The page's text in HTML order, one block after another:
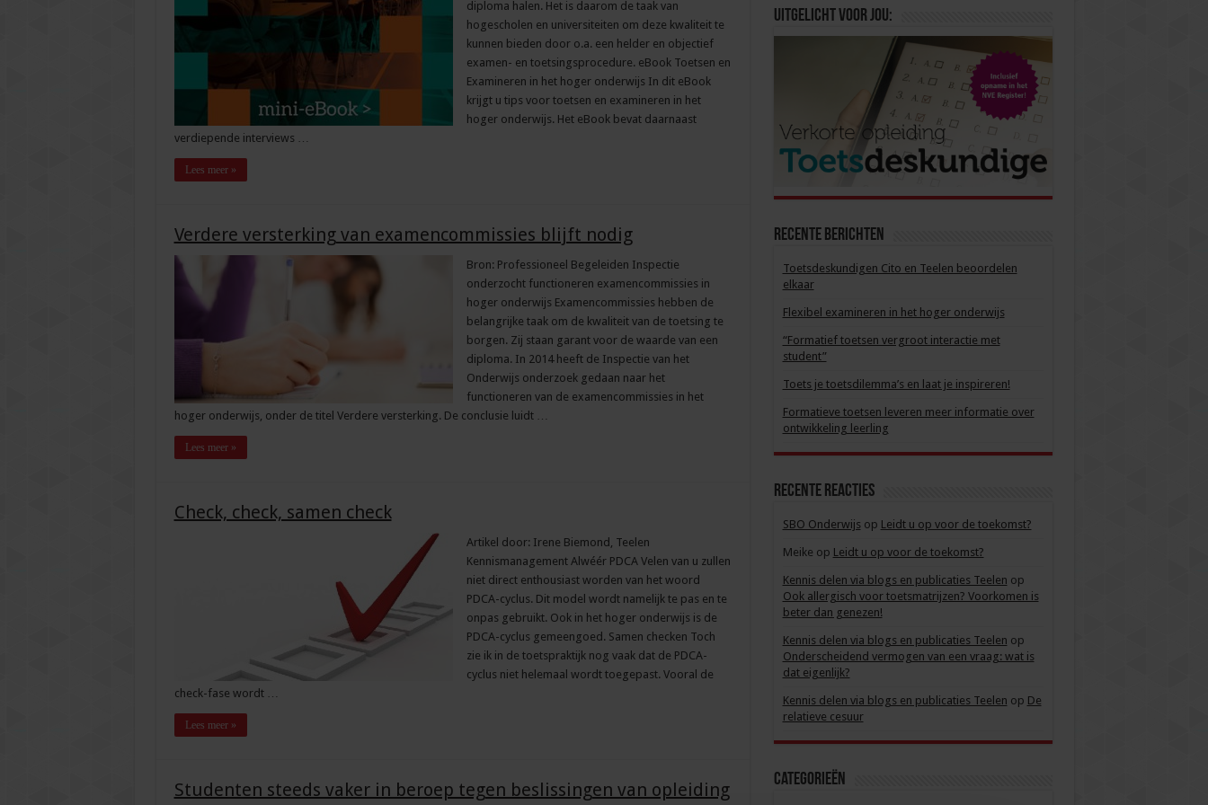
diploma halen. Het is daarom de taak van
hogescholen en universiteiten om deze kwaliteit te
kunnen bieden door o.a. een helder en objectief
examen- en toetsingsprocedure. eBook Toetsen en
Examineren in het hoger onderwijs In dit eBook
krijgt u tips voor toetsen en examineren in het
hoger onderwijs. Het eBook bevat daarnaast
verdiepende interviews …
Lees meer »
Verdere versterking van examencommissies blijft nodig
Bron: Professioneel Begeleiden Inspectie
onderzocht functioneren examencommissies in
hoger onderwijs Examencommissies hebben de
belangrijke taak om de kwaliteit van de toetsing te
borgen. Zij staan garant voor de waarde van een
diploma. In 2014 heeft de Inspectie van het
Onderwijs onderzoek gedaan naar het
functioneren van de examencommissies in het
hoger onderwijs, onder de titel Verdere versterking. De conclusie luidt …
Lees meer »
Check, check, samen check
Artikel door: Irene Biemond, Teelen
Kennismanagement Alwéér PDCA Velen van u zullen
niet direct enthousiast worden van het woord
PDCA-cyclus. Dit model wordt namelijk te pas en te
onpas gebruikt. Ook in het hoger onderwijs is de
PDCA-cyclus gemeengoed. Samen checken Toch
zie ik in de toetspraktijk nog vaak dat de PDCA-
cyclus niet helemaal wordt toegepast. Vooral de
check-fase wordt …
Lees meer »
Studenten steeds vaker in beroep tegen beslissingen van opleiding
Uitgelicht voor jou:
Recente berichten
Toetsdeskundigen Cito en Teelen beoordelen
elkaar
Flexibel examineren in het hoger onderwijs
“Formatief toetsen vergroot interactie met
student”
Toets je toetsdilemma’s en laat je inspireren!
Formatieve toetsen leveren meer informatie over
ontwikkeling leerling
Recente reacties
SBO Onderwijs op Leidt u op voor de toekomst?
Meike op Leidt u op voor de toekomst?
Kennis delen via blogs en publicaties Teelen op
Ook allergisch voor toetsmatrijzen? Voorkomen is
beter dan genezen!
Kennis delen via blogs en publicaties Teelen op
Onderscheidend vermogen van een vraag: wat is
dat eigenlijk?
Kennis delen via blogs en publicaties Teelen op De
relatieve cesuur
Categorieën